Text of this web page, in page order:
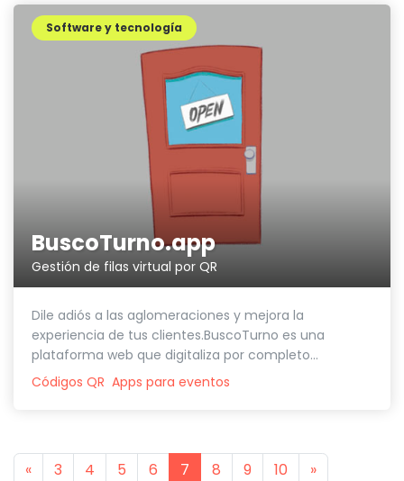
BuscoTurno.app
Gestión de filas virtual por QR
Software y tecnología
Dile adiós a las aglomeraciones y mejora la
experiencia de tus clientes.BuscoTurno es una
plataforma web que digitaliza por completo...
Códigos QR Apps para eventos
«Previous
3 4 5 6 7 8 9 10 »Next